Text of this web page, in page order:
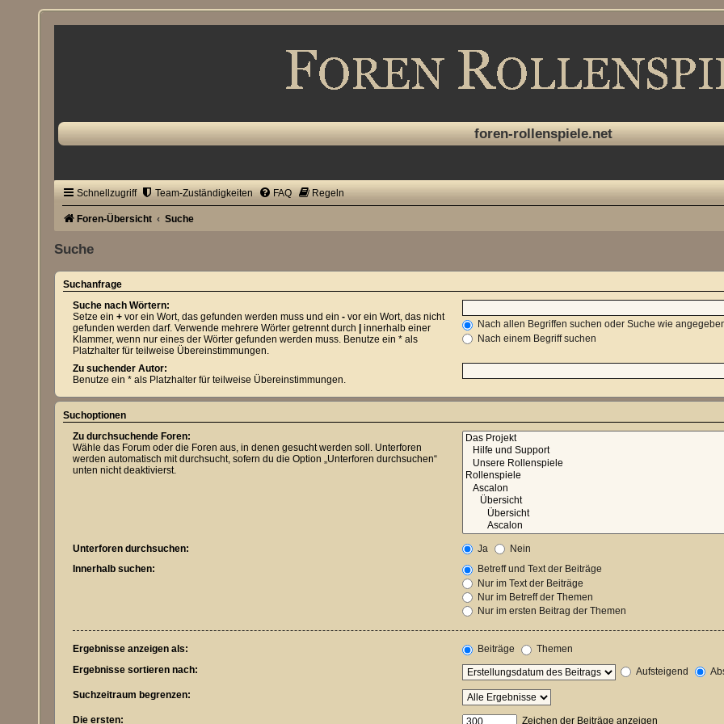
foren-rollenspiele.net
Schnellzugriff Team-Zuständigkeiten FAQ Regeln
Foren-Übersicht Suche
Suche
Suchanfrage
Suche nach Wörtern:
Setze ein+ vor ein Wort, das gefunden werden muss und ein- vor ein Wort, das nicht
gefunden werden darf. Verwende mehrere Wörter getrennt durch
innerhalb einer
Klammer, wenn nur eines der Wörter gefunden werden muss. Benutze ein * als
Platzhalter für teilweise Übereinstimmungen.
Nach allen Begriffen suchen oder Suche wie
Nach einem Begriff suchen
Zu suchender Autor:
Benutze ein * als Platzhalter für teilweise Übereinstimmungen.
Suchoptionen
Zu durchsuchende Foren:
Wähle das Forum oder die Foren aus, in denen gesucht werden soll. Unterforen
werden automatisch mit durchsucht, sofern du die Option „Unterforen durchsuchen“
unten nicht deaktivierst.
Unterforen durchsuchen: Ja
Nein
Innerhalb suchen:
Betreff und Text der Beiträge
Nur im Text der Beiträge
Nur im Betreff der Themen
Nur im ersten Beitrag der Themen
Ergebnisse anzeigen als: Beiträge
Themen
Ergebnisse sortieren nach:
Aufsteigend
Suchzeitraum begrenzen:
Die ersten: Zeichen der Beiträge anzeigen